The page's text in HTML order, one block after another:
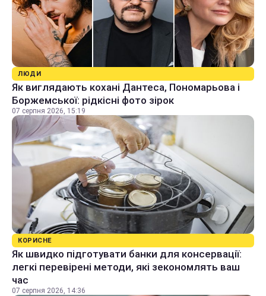
ЛЮДИ
Як виглядають кохані Дантеса, Пономарьова і
Боржемської: рідкісні фото зірок
07 серпня 2026, 15:19
КОРИСНЕ
Як швидко підготувати банки для консервації:
легкі перевірені методи, які зекономлять ваш
час
07 серпня 2026, 14:36